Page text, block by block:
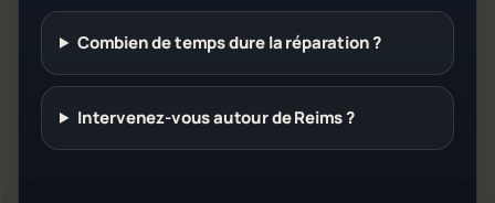
Combien de temps dure la réparation ?
Intervenez-vous autour de Reims ?